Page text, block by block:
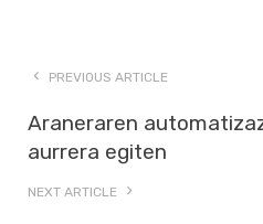
PREVIOUS ARTICLE
Araneraren
aurrera egiten
NEXT ARTICLE